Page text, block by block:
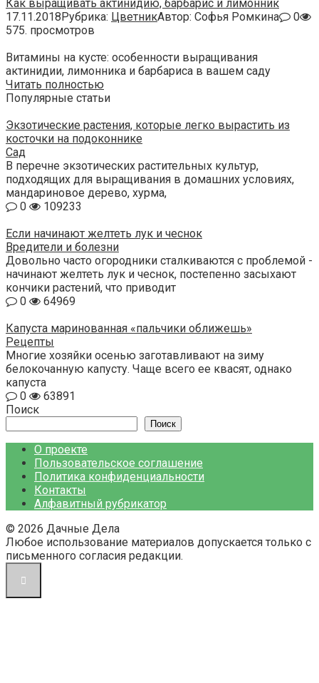
Как выращивать актинидию, барбарис и лимонник
17.11.2018Рубрика: ЦветникАвтор: Софья Ромкина
0
575. просмотров
Витамины на кусте: особенности выращивания
актинидии, лимонника и барбариса в вашем саду
Читать полностью
Популярные статьи
Экзотические растения, которые легко вырастить из
косточки на подоконнике
Сад
В перечне экзотических растительных культур,
подходящих для выращивания в домашних условиях,
мандариновое дерево, хурма,
0
109233
Если начинают желтеть лук и чеснок
Вредители и болезни
Довольно часто огородники сталкиваются с проблемой -
начинают желтеть лук и чеснок, постепенно засыхают
кончики растений, что приводит
0
64969
Капуста маринованная «пальчики оближешь»
Рецепты
Многие хозяйки осенью заготавливают на зиму
белокочанную капусту. Чаще всего ее квасят, однако
капуста
0
63891
Поиск
Поиск
О проекте
Пользовательское соглашение
Политика конфиденциальности
Контакты
Алфавитный рубрикатор
© 2026 Дачные Дела
Любое использование материалов допускается только с
письменного согласия редакции.